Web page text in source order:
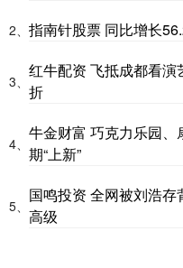
2、 指南针股票 同比增长
3、
红牛配资 飞抵成都看
折
4、
牛金财富 巧克力乐园
期“上新”
5、
国鸣投资 全网被刘浩
高级